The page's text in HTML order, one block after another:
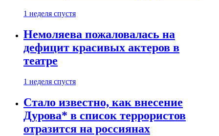
1 неделя спустя
Немоляева пожаловалась на
дефицит красивых актеров в
театре
1 неделя спустя
Стало известно, как внесение
Дурова* в список террористов
отразится на россиянах